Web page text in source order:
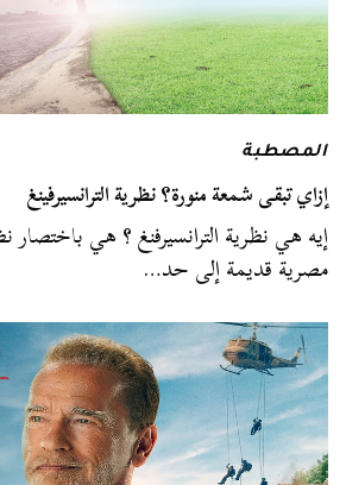
المصطبة
إزاي تبقى شمعة منورة؟ نظرية الترانسيرفينغ
إيه هي نظرية الترانسيرفنغ ؟ هي باختصار
مصرية قديمة إلى حد…